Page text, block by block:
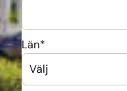
Län*